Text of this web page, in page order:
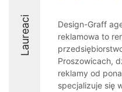
Laureaci
Design-Graff
reklamowa to
Proszowicach,
reklamy od
specjalizuje się